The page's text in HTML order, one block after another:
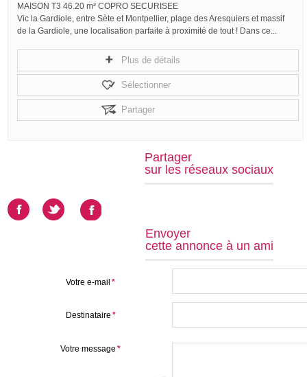
MAISON T3 46.20 m² COPRO SECURISEE
Vic la Gardiole, entre Sète et Montpellier, plage des Aresquiers et massif
de la Gardiole, une localisation parfaite à proximité de tout ! Dans ce...
Plus de détails
Sélectionner
Partager
Partager
sur les réseaux sociaux
Envoyer
cette annonce à un ami
Votre e-mail *
Destinataire *
Votre message *